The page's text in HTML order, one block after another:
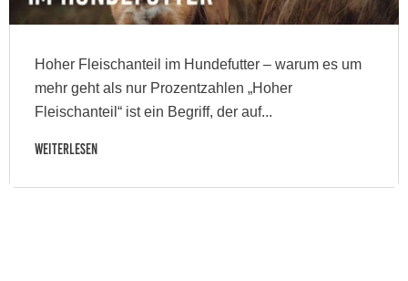
Hoher Fleischanteil im Hundefutter – warum es um
mehr geht als nur Prozentzahlen „Hoher
Fleischanteil“ ist ein Begriff, der auf...
Weiterlesen